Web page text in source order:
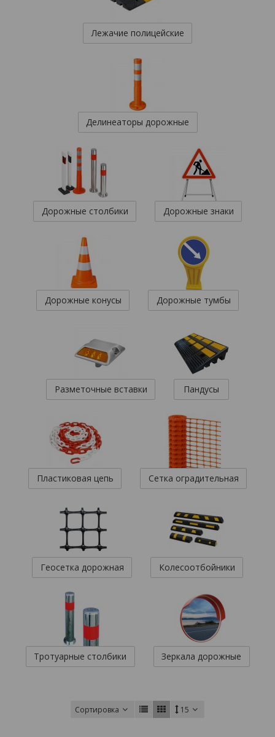
Лежачие полицейские
Делинеаторы дорожные
Дорожные столбики Дорожные знаки
Дорожные конусы Дорожные тумбы
Разметочные вставки Пандусы
Пластиковая цепь Сетка оградительная
Геосетка дорожная Колесоотбойники
Тротуарные столбики Зеркала дорожные
Сортировка 15